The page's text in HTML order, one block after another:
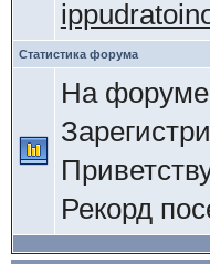
Статистика форума
На
Рекорд